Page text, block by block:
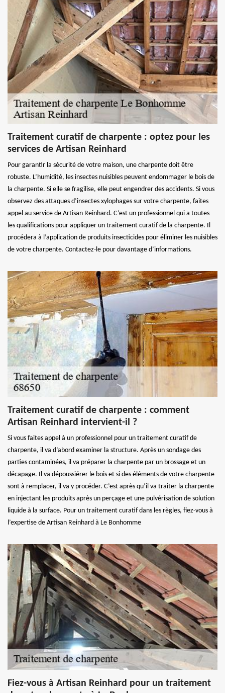
Traitement curatif de charpente : optez pour les
services de Artisan Reinhard
Pour garantir la sécurité de votre maison, une charpente doit être
robuste. L’humidité, les insectes nuisibles peuvent endommager le bois de
la charpente. Si elle se fragilise, elle peut engendrer des accidents. Si vous
observez des attaques d’insectes xylophages sur votre charpente, faites
appel au service de Artisan Reinhard. C’est un professionnel qui a toutes
les qualifications pour appliquer un traitement curatif de la charpente. Il
procédera à l’application de produits insecticides pour éliminer les nuisibles
de votre charpente. Contactez-le pour davantage d’informations.
Traitement curatif de charpente : comment
Artisan Reinhard intervient-il ?
Si vous faites appel à un professionnel pour un traitement curatif de
charpente, il va d’abord examiner la structure. Après un sondage des
parties contaminées, il va préparer la charpente par un brossage et un
décapage. Il va dépoussiérer le bois et si des éléments de votre charpente
sont à remplacer, il va y procéder. C’est après qu’il va traiter la charpente
en injectant les produits après un perçage et une pulvérisation de solution
liquide à la surface. Pour un traitement curatif dans les règles, fiez-vous à
l’expertise de Artisan Reinhard à Le Bonhomme
Fiez-vous à Artisan Reinhard pour un traitement